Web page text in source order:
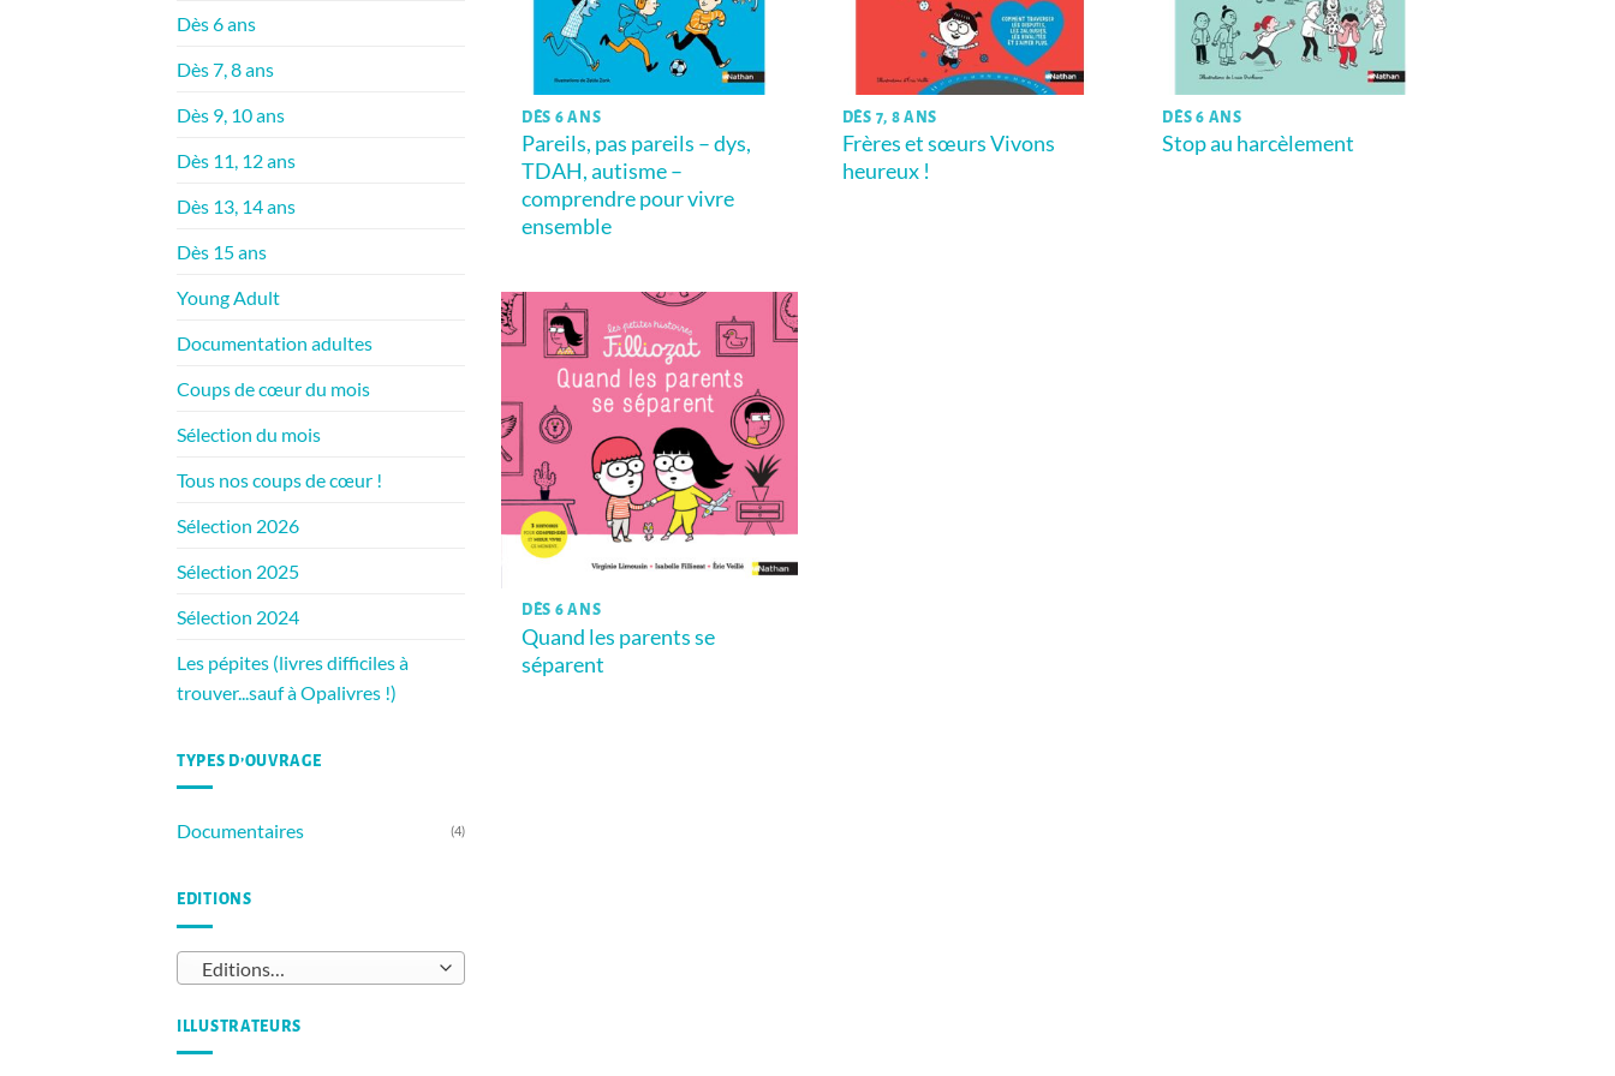
Dès 6 ans
Dès 7, 8 ans
Dès 9, 10 ans
Dès 11, 12 ans
Dès 13, 14 ans
Dès 15 ans
Young Adult
Documentation adultes
Coups de cœur du mois
Sélection du mois
Tous nos coups de cœur !
Sélection 2026
Sélection 2025
Sélection 2024
Les pépites (livres difficiles à
trouver...sauf à Opalivres !)
TYPES D’OUVRAGE
Documentaires (4)
EDITIONS
Editions…
ILLUSTRATEURS
DÈS 6 ANS
Pareils, pas pareils – dys,
TDAH, autisme –
comprendre pour vivre
ensemble
DÈS 7, 8 ANS
Frères et sœurs Vivons
heureux !
DÈS 6 ANS
Stop au harcèlement
DÈS 6 ANS
Quand les parents se
séparent